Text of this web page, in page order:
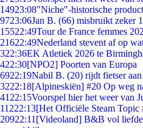
14923:08"Niche"-historische
9723:06Jan B. (66) misbruikt zeker
15522:49Tour de France femmes
21622:49Nederland stevent af op
322:36EK Atletiek 2026 te
422:30[NPO2] Poorten van Europa
6922:19Nabil B. (20) rijdt fietser
3222:18[Alpineskiën] #20 Op weg
41 22:15Voorspel hier het weer van
11222:13[Het Officiële Steam Topic
20922:11 [Videoland] B&B vol liefde